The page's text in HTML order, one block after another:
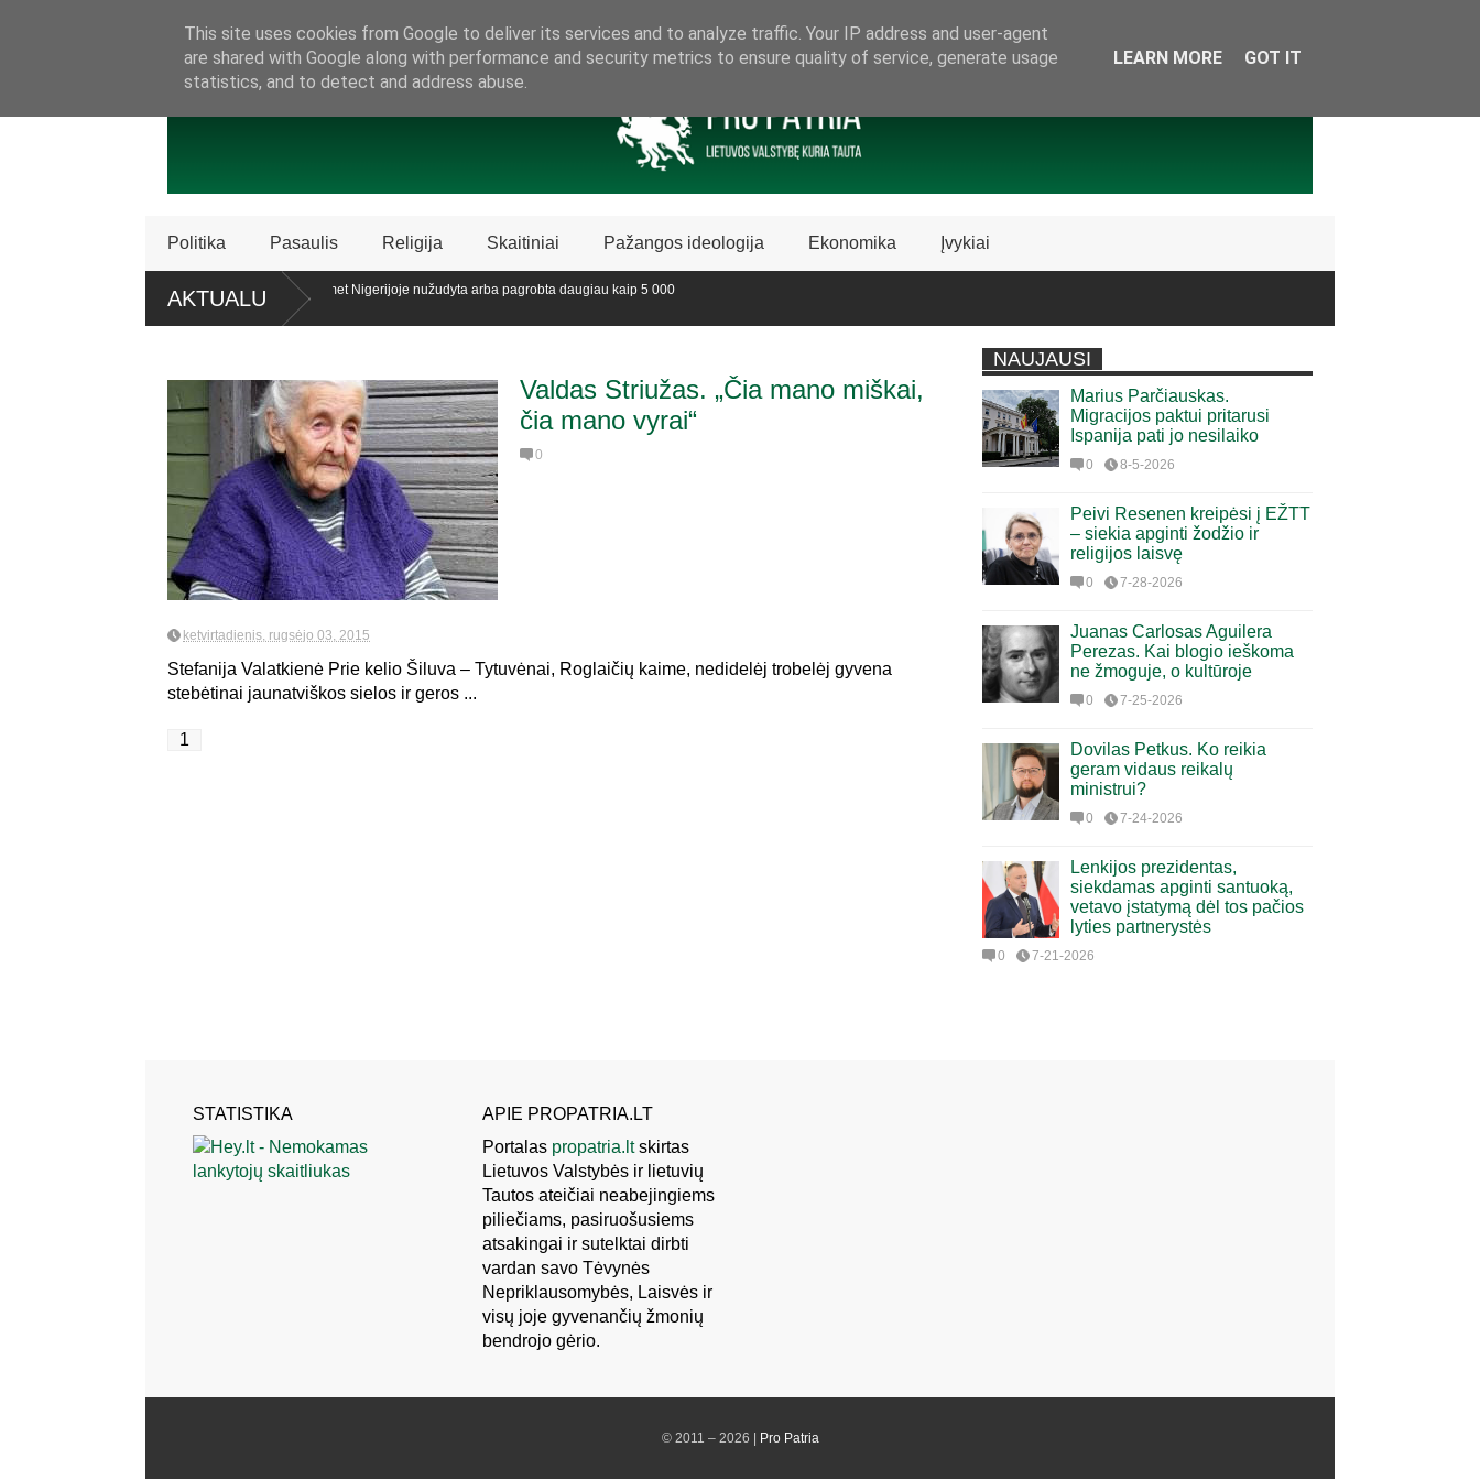
Politika Pasaulis Religija Skaitiniai Pažangos ideologija Ekonomika Įvykiai
AKTUALUAtaskaita: šiemet Nigerijoje nužudyta arba pagrobta daugiau kaip 5 000
krikščionių
apklaustųjų pritaria pat. referendumui dėl šeimos apibrėžimo LR
Valdas Striužas. „Čia mano miškai,
čia mano vyrai“
0
ketvirtadienis, rugsėjo 03, 2015
Stefanija Valatkienė Prie kelio Šiluva – Tytuvėnai, Roglaičių kaime, nedidelėj trobelėj gyvena
stebėtinai jaunatviškos sielos ir geros ...
1
NAUJAUSI
Marius Parčiauskas.
Migracijos paktui pritarusi
Ispanija pati jo nesilaiko
0 8-5-2026
Peivi Resenen kreipėsi į EŽTT
– siekia apginti žodžio ir
religijos laisvę
0 7-28-2026
Juanas Carlosas Aguilera
Perezas. Kai blogio ieškoma
ne žmoguje, o kultūroje
0 7-25-2026
Dovilas Petkus. Ko reikia
geram vidaus reikalų
ministrui?
0 7-24-2026
Lenkijos prezidentas,
siekdamas apginti santuoką,
vetavo įstatymą dėl tos pačios
lyties partnerystės
0 7-21-2026
STATISTIKA
APIE PROPATRIA.LT
Portalas propatria.ltskirtas
Lietuvos Valstybės ir lietuvių
Tautos ateičiai neabejingiems
piliečiams, pasiruošusiems
atsakingai ir sutelktai dirbti
vardan savo Tėvynės
Nepriklausomybės, Laisvės ir
visų joje gyvenančių žmonių
bendrojo gėrio.
© 2011 – 2026 | Pro Patria
This site uses cookies from Google to deliver its services and to analyze traffic. Your IP address and user-agent
are shared with Google along with performance and security metrics to ensure quality of service, generate usage
statistics, and to detect and address abuse.
LEARN MORE GOT IT